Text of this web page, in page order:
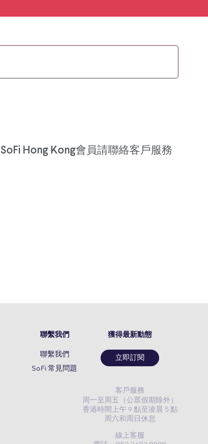
Hong Kong會員請聯絡客戶服務
聯繫我們
聯繫我們
SoFi 常見問題
獲得最新動態
立即訂閱
客戶服務
周一至周五（公眾假期除外）
香港時間上午 9 點至凌晨 5 點
周六和周日休息
線上客服